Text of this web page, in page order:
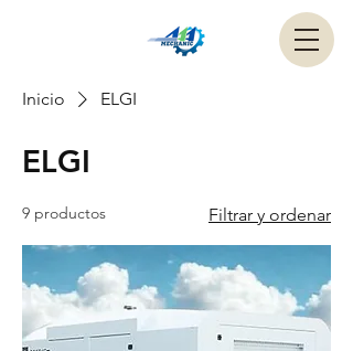
Inicio ELGI
ELGI
9 productos Filtrar y ordenar